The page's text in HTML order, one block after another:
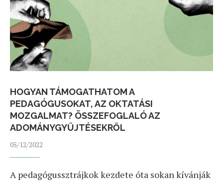
HOGYAN TÁMOGATHATOM A
PEDAGÓGUSOKAT, AZ OKTATÁSI
MOZGALMAT? ÖSSZEFOGLALÓ AZ
ADOMÁNYGYŰJTÉSEKRŐL
05/12/2022
A pedagógussztrájkok kezdete óta sokan kívánják